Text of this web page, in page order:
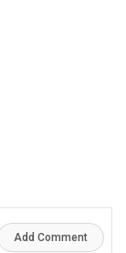
Add Comment